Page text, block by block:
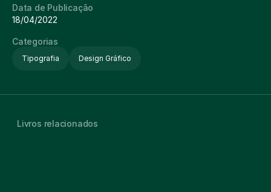
Data de Publicação
18/04/2022
Categorias
Tipografia Design Gráfico
Livros relacionados